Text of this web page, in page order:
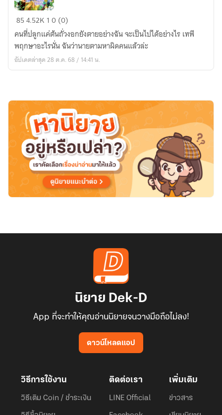
หญิง
เนี่ย
นะ...!!
[
E-
ภารกิจ
กอบ
กู้
ดวงใจ
ของ
มี
E-
BOOK
854.52K 10 (0)
คนที่ปลูกแค่ต้นถั่วงอกยังตายอย่างฉัน จะเป็นไปได้อย่างไร เทพี
พฤกษาอะไรนั่น ฉันว่านายตามหาผิดคนแล้วล่ะ
อัปเดตล่าสุด 28 ต.ค. 68 / 14:41 น.
นิยาย Dek-D
App ที่จะทำให้คุณอ่านนิยายจนวางมือถือไม่ลง!
ดาวน์โหลดแอป
วิธีการใช้งาน
วิธีเติม Coin / ชำระเงิน
ติดต่อเรา
LINE Official
เพิ่มเติม
ข่าวสาร